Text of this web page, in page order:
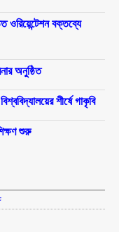
ওরিয়েন্টেশন বক্তব্যে
অনুষ্ঠিত
শীর্ষে গাকৃবি
শুরু